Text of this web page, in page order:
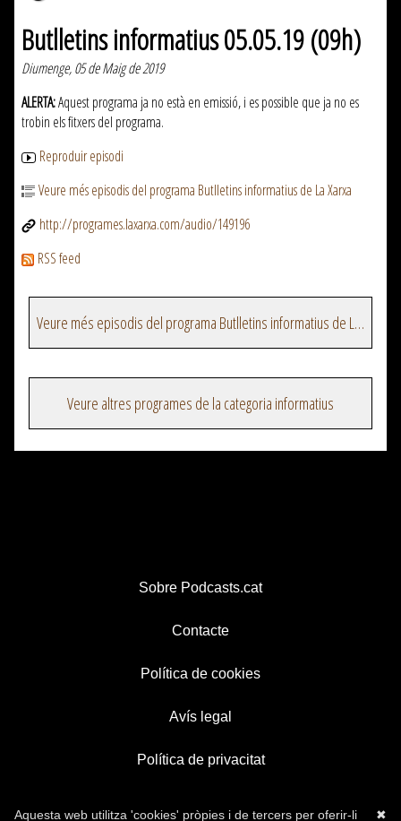
Butlletins informatius 05.05.19 (09h)
Diumenge, 05 de Maig de 2019
ALERTA:Aquest programa ja no està en emissió, i es possible que ja no es
trobin els fitxers del programa.
Reproduir episodi
Veure més episodis del programa Butlletins informatius de La Xarxa
http://programes.laxarxa.com/audio/149196
RSS feed
Veure més episodis del programa Butlletins informatius de La Xarxa
Veure altres programes de la categoria informatius
Sobre Podcasts.cat
Contacte
Política de cookies
Avís legal
Política de privacitat
✖
Aquesta web utilitza 'cookies' pròpies i de tercers per oferir-li